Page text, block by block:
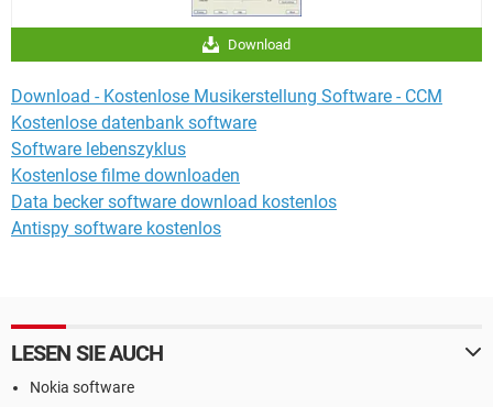
Download
Download - Kostenlose Musikerstellung Software - CCM
Kostenlose datenbank software
Software lebenszyklus
Kostenlose filme downloaden
Data becker software download kostenlos
Antispy software kostenlos
LESEN SIE AUCH
Nokia software